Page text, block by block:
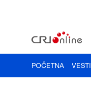
POČETNA VESTI